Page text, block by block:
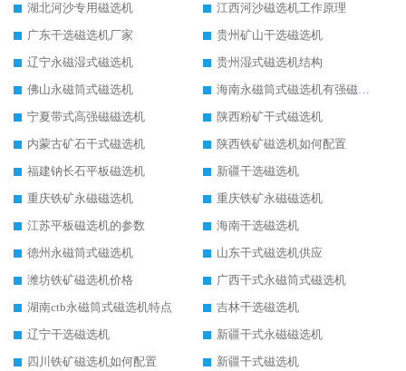
湖北河沙专用磁选机
江西河沙磁选机工作原理
广东干选磁选机厂家
贵州矿山干选磁选机
辽宁永磁湿式磁选机
贵州湿式磁选机结构
佛山永磁筒式磁选机
海南永磁筒式磁选机有强磁的吗
宁夏带式高强磁磁选机
陕西粉矿干式磁选机
内蒙古矿石干式磁选机
陕西铁矿磁选机如何配置
福建钠长石平板磁选机
新疆干选磁选机
重庆铁矿永磁磁选机
重庆铁矿永磁磁选机
江苏平板磁选机的参数
海南干选磁选机
德州永磁筒式磁选机
山东干式磁选机供应
潍坊铁矿磁选机价格
广西干式永磁筒式磁选机
湖南ctb永磁筒式磁选机特点
吉林干选磁选机
辽宁干选磁选机
新疆干式永磁磁选机
四川铁矿磁选机如何配置
新疆干式磁选机